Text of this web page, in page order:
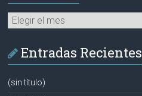
Archivos
Entradas Recientes
(sin título)